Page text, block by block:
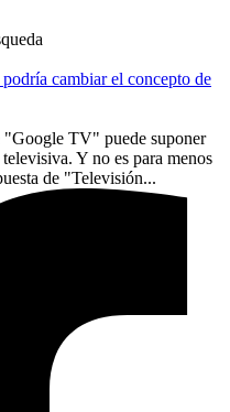
cambiar el concepto de
"Google TV" puede suponer
Y no es para menos
de "Televisión...